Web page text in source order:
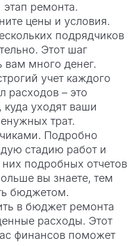
этап ремонта.
цены и условия.
подрядчиков
Этот шаг
вам много денег.
учет каждого
расходов – это
уходят ваши
трат.
Подробно
стадию работ и
них подробных отчетов
вы знаете, тем
бюджетом.
в бюджет ремонта
расходы. Этот
финансов поможет